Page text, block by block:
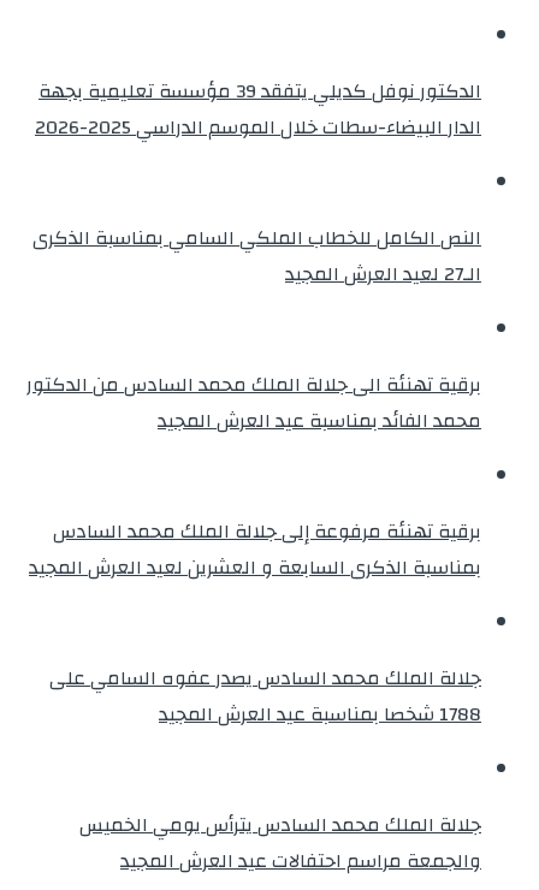
الدكتور نوفل كديلي يتفقد 39 مؤسسة تعليمية بجهة
الدار البيضاء-سطات خلال الموسم الدراسي 2025-2026
النص الكامل للخطاب الملكي السامي بمناسبة الذكرى
الـ27 لعيد العرش المجيد
برقية تهنئة الى جلالة الملك محمد السادس من الدكتور
محمد الفائد بمناسبة عيد العرش المجيد
برقية تهنئة مرفوعة إلى جلالة الملك محمد السادس
بمناسبة الذكرى السابعة و العشرين لعيد العرش المجيد
جلالة الملك محمد السادس يصدر عفوه السامي على
1788 شخصا بمناسبة عيد العرش المجيد
جلالة الملك محمد السادس يترأس يومي الخميس
والجمعة مراسم احتفالات عيد العرش المجيد